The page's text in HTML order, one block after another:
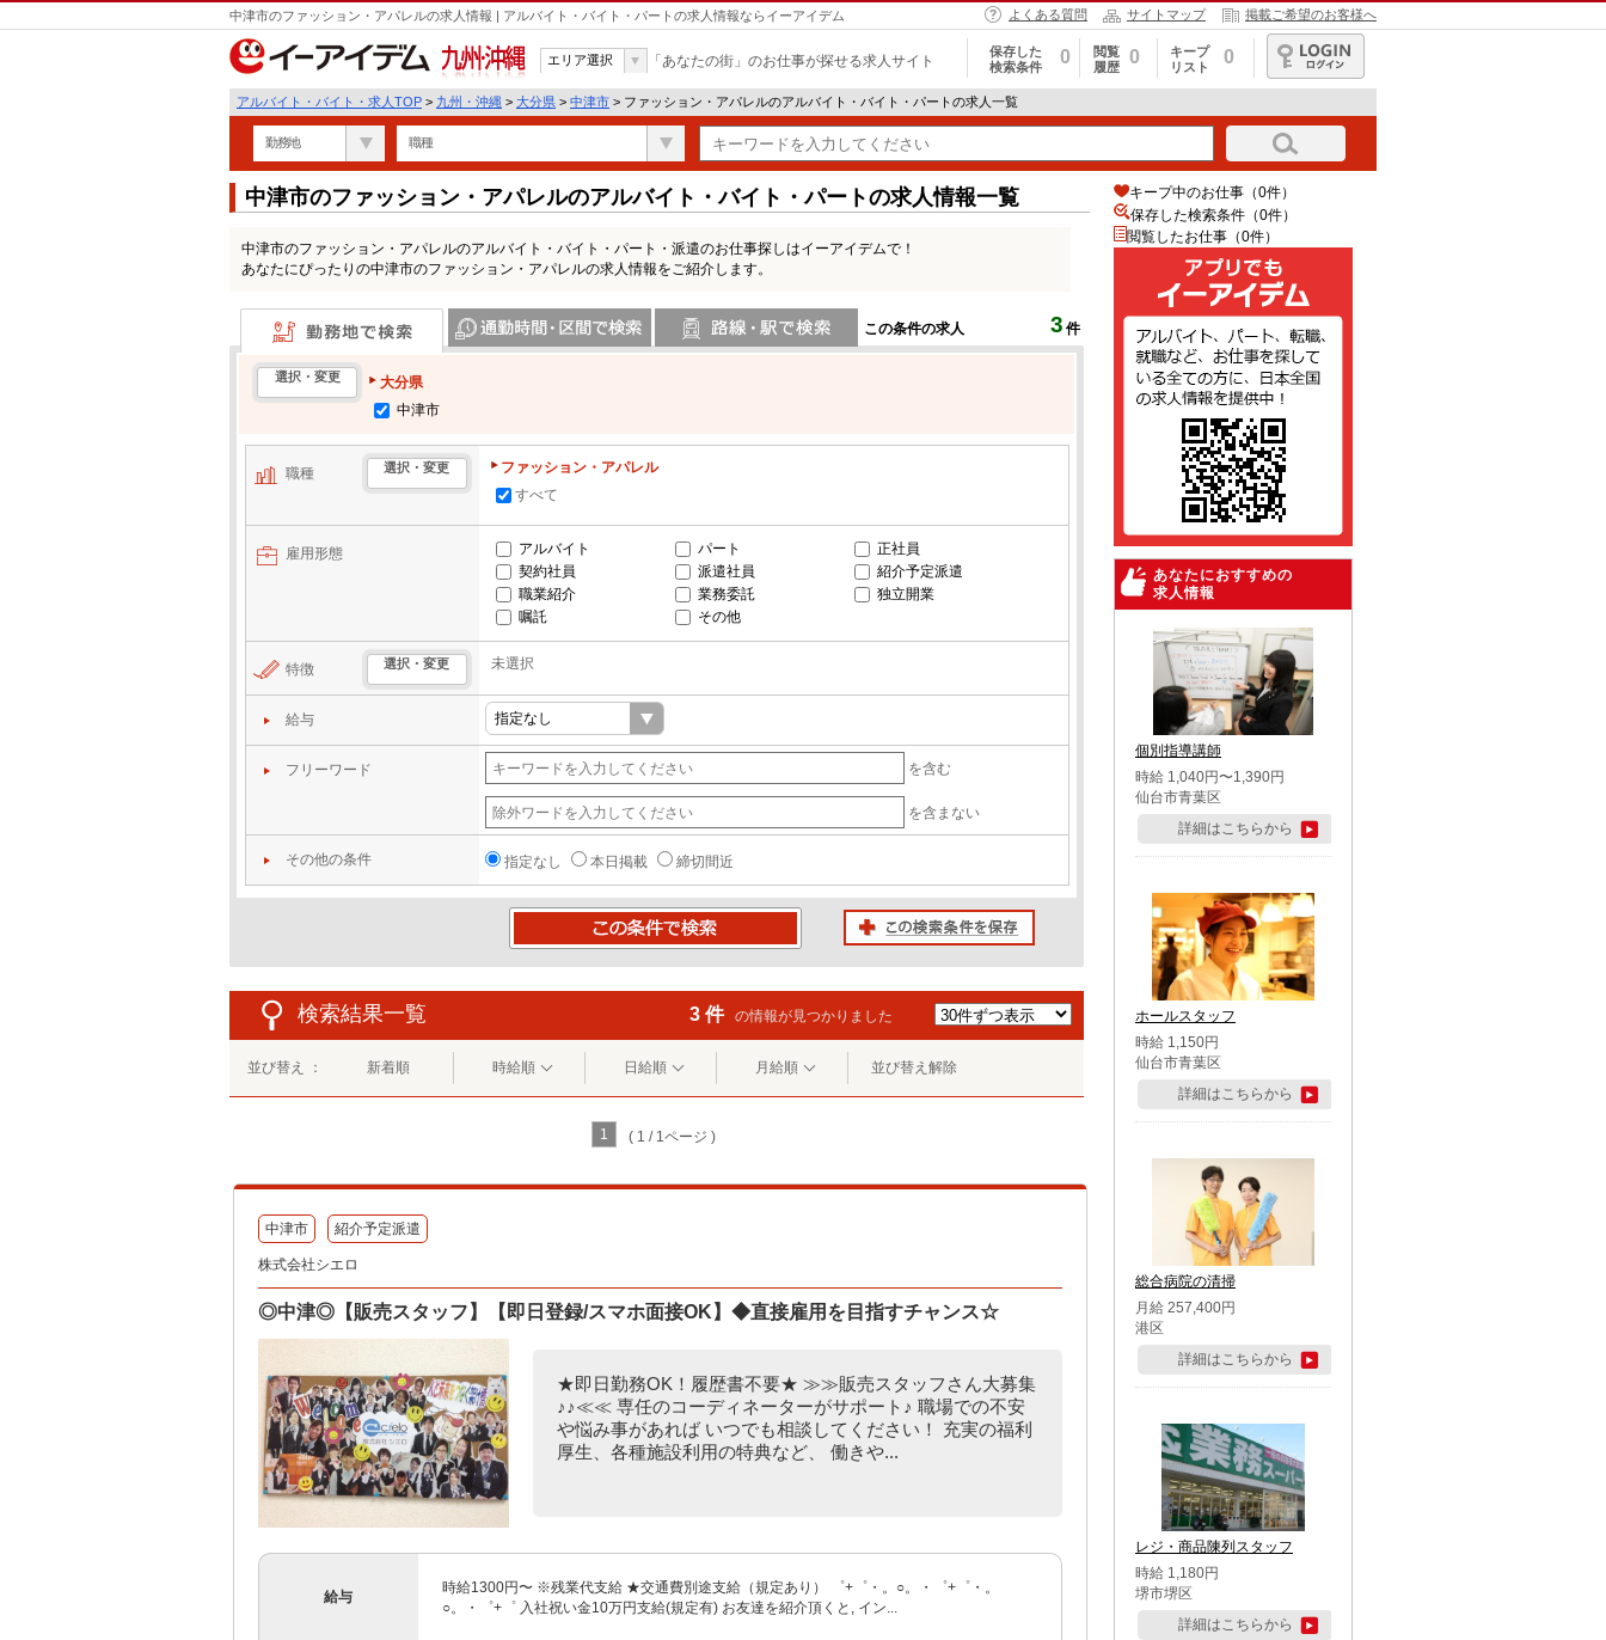
中津市のファッション・アパレルの求人情報 | アルバイト・バイト・パートの求人情報ならイーアイデム よくある質問 サイトマップ 掲載ご希望のお客様へ
九州・沖縄
エリア選択 「あなたの街」のお仕事が探せる求人サイト
保存した
検索条件
0
閲覧
履歴
0
キープ
リスト
0
ログイン
アルバイト・バイト・求人TOP > 九州・沖縄 > 大分県 > 中津市 > ファッション・アパレルのアルバイト・バイト・パートの求人一覧
勤務地 職種
中津市のファッション・アパレルのアルバイト・バイト・パートの求人情報一覧
中津市のファッション・アパレルのアルバイト・バイト・パート・派遣のお仕事探しはイーアイデムで！
あなたにぴったりの中津市のファッション・アパレルの求人情報をご紹介します。
この条件の求人 3 件
勤務地で検索
選択・変更
大分県
中津市
職種 選択・変更
ファッション・アパレル
すべて
雇用形態 アルバイト パート
正社員
契約社員
派遣社員
紹介予定派遣
職業紹介
業務委託
独立開業
嘱託
その他
特徴 選択・変更 未選択
給与
フリーワード を含む
を含まない
その他の条件 指定なし 本日掲載 締切間近
検索結果一覧 3 件 の情報が見つかりました
並び替え ： 新着順 時給順 日給順 月給順 並び替え解除
1 ( 1 / 1ページ )
中津市 紹介予定派遣
株式会社シエロ
◎中津◎【販売スタッフ】【即日登録/スマホ面接OK】◆直接雇用を目指すチャンス☆
★即日勤務OK！履歴書不要★ ≫≫販売スタッフさん大募集
♪♪≪≪ 専任のコーディネーターがサポート♪ 職場での不安
や悩み事があれば いつでも相談してください！ 充実の福利
厚生、各種施設利用の特典など、 働きや...
給与
時給1300円〜 ※残業代支給 ★交通費別途支給（規定あり） ゜+゜・。○。・゜+゜・。
○。・゜+゜ 入社祝い金10万円支給(規定有) お友達を紹介頂くと, イン...
キープ中のお仕事（0件）
保存した検索条件（0件）
閲覧したお仕事（0件）
あなたにおすすめの
求人情報
個別指導講師
時給 1,040円〜1,390円
仙台市青葉区
詳細はこちらから
ホールスタッフ
時給 1,150円
仙台市青葉区
詳細はこちらから
総合病院の清掃
月給 257,400円
港区
詳細はこちらから
レジ・商品陳列スタッフ
時給 1,180円
堺市堺区
詳細はこちらから